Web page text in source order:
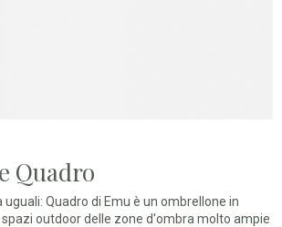
Quadro
Quadro di Emu è un ombrellone in
outdoor delle zone d'ombra molto ampie